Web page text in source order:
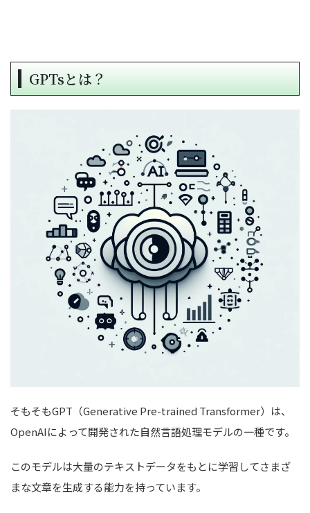
GPTsとは？
そもそもGPT（Generative Pre-trained Transformer）は、
OpenAIによって開発された自然言語処理モデルの一種です。
このモデルは大量のテキストデータをもとに学習してさまざ
まな文章を生成する能力を持っています。